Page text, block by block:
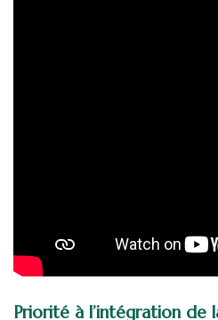
Priorité à l’intégration de